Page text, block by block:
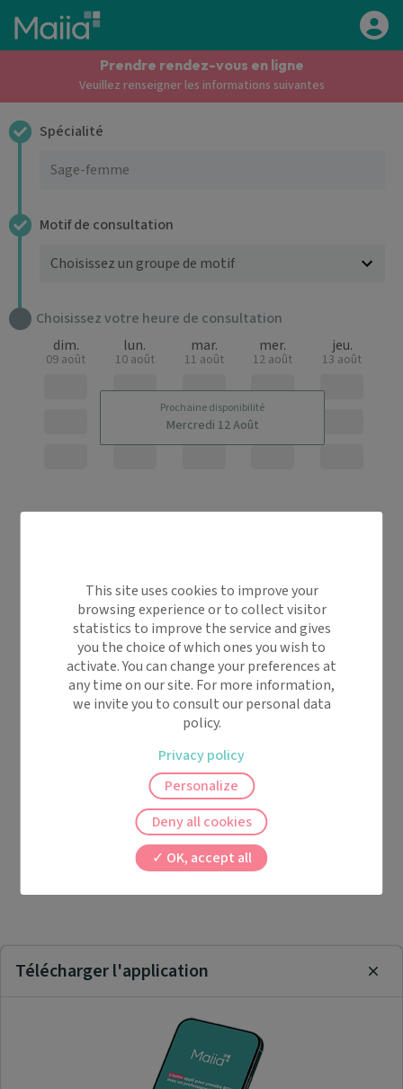
Aller au contenu principal
Prendre rendez-vous en ligne
Veuillez renseigner les informations suivantes
Spécialité
Motif de consultation
Choisissez votre heure de consultation
Prochaine disponibilité
Mercredi 12 Août
dim.
09 août
lun.
10 août
mar.
11 août
mer.
12 août
jeu.
13 août
Télécharger l'application
This site uses cookies to improve your
browsing experience or to collect visitor
statistics to improve the service and gives
you the choice of which ones you wish to
activate. You can change your preferences at
any time on our site. For more information,
we invite you to consult our personal data
policy.
OK, accept all
Deny all cookies
Personalize
Privacy policy